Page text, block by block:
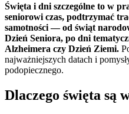
Święta i dni szczególne to w
seniorowi czas, podtrzymać
samotności — od świąt
Dzień Seniora, po dni
Alzheimera czy Dzień Ziemi.
najważniejszych datach i
podopiecznego.
Dlaczego święta są